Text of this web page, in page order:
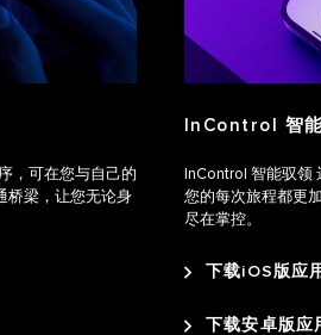
，可在您与自己的
桥梁，让您无论身
InControl 智
InControl 智能驭领
您的每次旅程都更
尽在掌控。
下载iOS版应
下载安卓版应